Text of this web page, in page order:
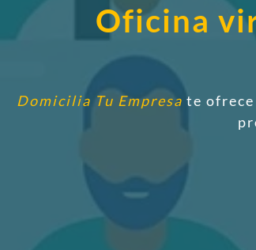
Oficina
Domicilia Tu Empresa te